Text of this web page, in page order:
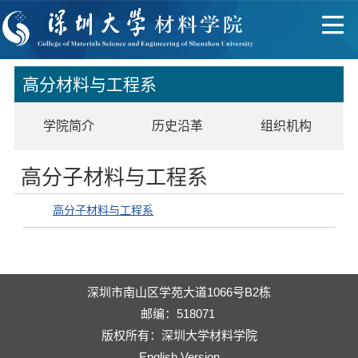
高分材料与工程系
学院简介 历史沿革 组织机构
高分子材料与工程系
高分子材料与工程系
深圳市南山区学苑大道1066号B2栋
邮编：518071
版权所有：深圳大学材料学院